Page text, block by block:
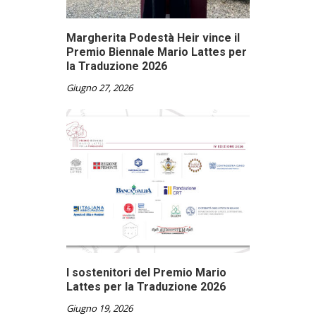
Margherita Podestà Heir vince il
Premio Biennale Mario Lattes per
la Traduzione 2026
Giugno 27, 2026
I sostenitori del Premio Mario
Lattes per la Traduzione 2026
Giugno 19, 2026